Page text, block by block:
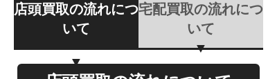
店頭買取の流れにつ
いて
宅配買取の流れにつ
いて